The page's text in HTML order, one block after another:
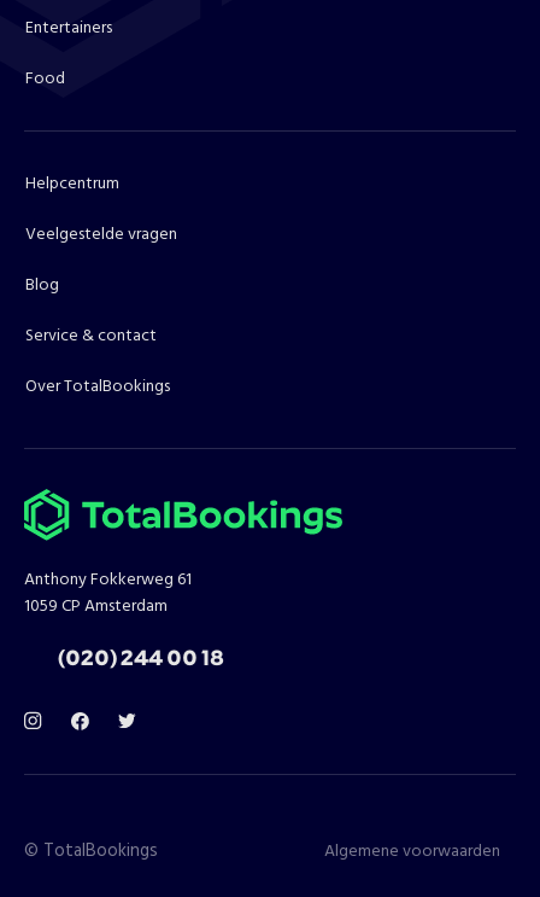
Entertainers
Food
Helpcentrum
Veelgestelde vragen
Blog
Service & contact
Over TotalBookings
Anthony Fokkerweg 61
1059 CP Amsterdam
(020) 244 00 18
© TotalBookings
Algemene voorwaarden